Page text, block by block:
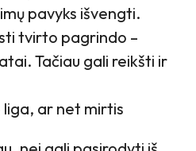
pavyks išvengti.
tvirto pagrindo –
Tačiau gali reikšti ir
liga, ar net mirtis